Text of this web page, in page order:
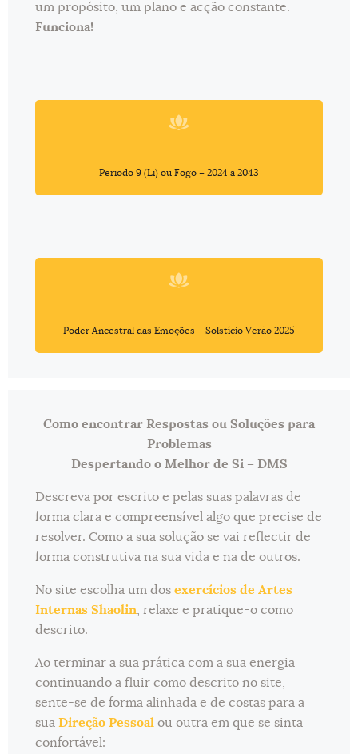
um propósito, um plano e acção constante.
Funciona!
Periodo 9 (Li) ou Fogo – 2024 a 2043
Poder Ancestral das Emoções – Solstício Verão 2025
Como encontrar Respostas ou Soluções para
Problemas
Despertando o Melhor de Si – DMS
Descreva por escrito e pelas suas palavras de
forma clara e compreensível algo que precise de
resolver. Como a sua solução se vai reflectir de
forma construtiva na sua vida e na de outros.
No site escolha um dosexercícios de Artes
Internas Shaolin, relaxe e pratique-o como
descrito.
Ao terminar a sua prática com a sua energia
continuando a fluir como descrito no site,
sente-se de forma alinhada e de costas para a
suaDireção Pessoal ou outra em que se sinta
confortável: